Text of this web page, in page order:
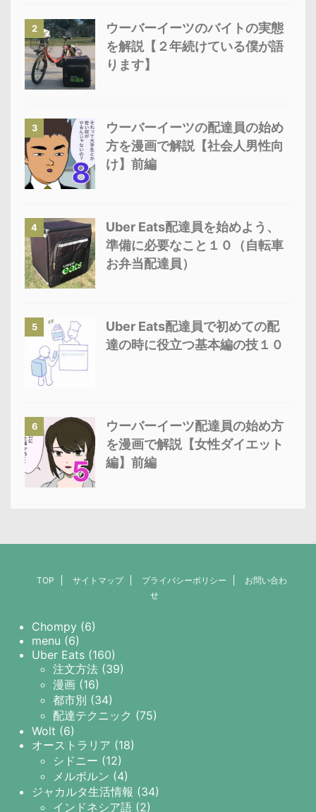
2
ウーバーイーツのバイトの実態
を解説【２年続けている僕が語
ります】
3
ウーバーイーツの配達員の始め
方を漫画で解説【社会人男性向
け】前編
4
Uber Eats配達員を始めよう、
準備に必要なこと１０（自転車
お弁当配達員）
5
Uber Eats配達員で初めての配
達の時に役立つ基本編の技１０
6
ウーバーイーツ配達員の始め方
を漫画で解説【女性ダイエット
編】前編
TOP サイトマップ プライバシーポリシー
お問い合わ
せ
Chompy (6)
menu (6)
Uber Eats (160)
注文方法 (39)
漫画 (16)
都市別 (34)
配達テクニック (75)
Wolt (6)
オーストラリア (18)
シドニー (12)
メルボルン (4)
ジャカルタ生活情報 (34)
インドネシア語 (2)